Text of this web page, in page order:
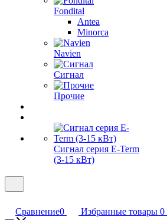
Fondital
Antea
Minorca
Navien
Сигнал
Прочие
Сигнал серия E-Term
(3-15 кВт)
Сравнение0 Избранные товары 0